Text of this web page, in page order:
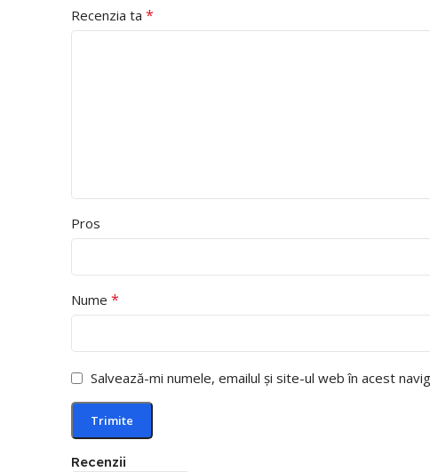
Recenzii
Recenzia ta *
Pros
Nume *
Salvează-mi numele, emailul și site-ul web în acest